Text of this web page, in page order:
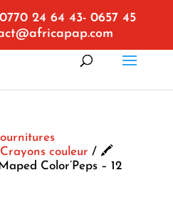
24 64 43- 0657 45
Crayons couleur / 🖍️
Color’Peps – 12